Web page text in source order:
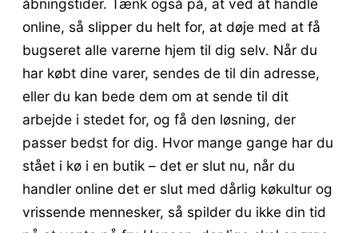
åbningstider. Tænk også på, at ved at handle
online, så slipper du helt for, at døje med at få
bugseret alle varerne hjem til dig selv. Når du
har købt dine varer, sendes de til din adresse,
eller du kan bede dem om at sende til dit
arbejde i stedet for, og få den løsning, der
passer bedst for dig. Hvor mange gange har du
stået i kø i en butik – det er slut nu, når du
handler online det er slut med dårlig køkultur og
vrissende mennesker, så spilder du ikke din tid